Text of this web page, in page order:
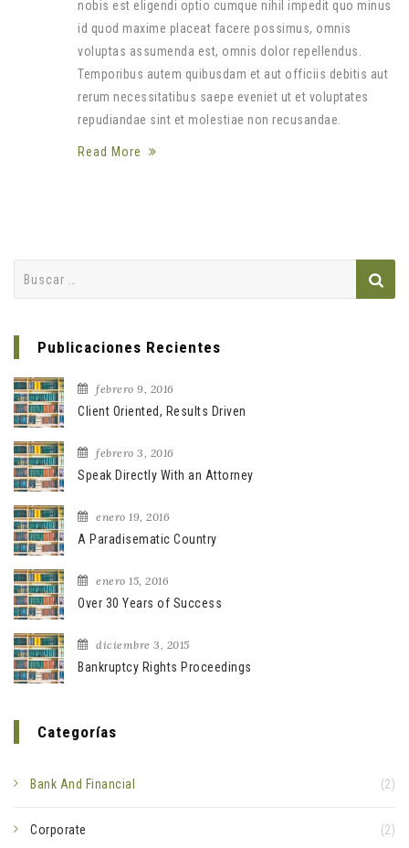
nobis est eligendi optio cumque nihil impedit quo minus
id quod maxime placeat facere possimus, omnis
voluptas assumenda est, omnis dolor repellendus.
Temporibus autem quibusdam et aut officiis debitis aut
rerum necessitatibus saepe eveniet ut et voluptates
repudiandae sint et molestiae non recusandae.
Read More
Publicaciones Recientes
febrero 9, 2016
Client Oriented, Results Driven
febrero 3, 2016
Speak Directly With an Attorney
enero 19, 2016
A Paradisematic Country
enero 15, 2016
Over 30 Years of Success
diciembre 3, 2015
Bankruptcy Rights Proceedings
Categorías
Bank And Financial (2)
Corporate (2)